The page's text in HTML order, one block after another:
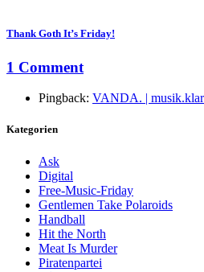
Thank Goth It’s Friday!
1 Comment
Pingback: VANDA. |
Kategorien
Ask
Digital
Free-Music-Friday
Gentlemen Take Polaroids
Handball
Hit the North
Meat Is Murder
Piratenpartei